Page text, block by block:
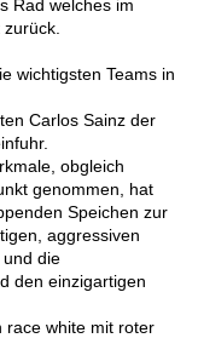
Rad welches im
wichtigsten Teams in
Carlos Sainz der
obgleich
genommen, hat
Speichen zur
aggressiven
die
den einzigartigen
race white mit roter